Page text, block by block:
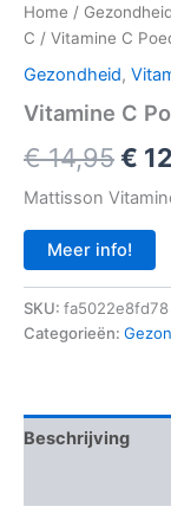
Home / Gezondheid
C / Vitamine C
Gezondheid,
Vitamine C
€14,95
was:
€
€
Mattisson
Meer info!
SKU: fa5022e8fd78
Categorieën:
Beschrijving